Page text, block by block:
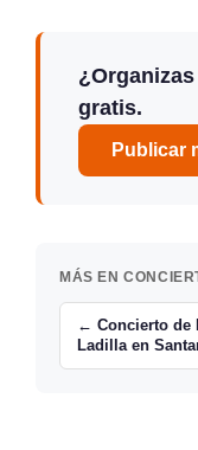
gratis.
Publicar
MÁS EN
← Concierto de
Ladilla en